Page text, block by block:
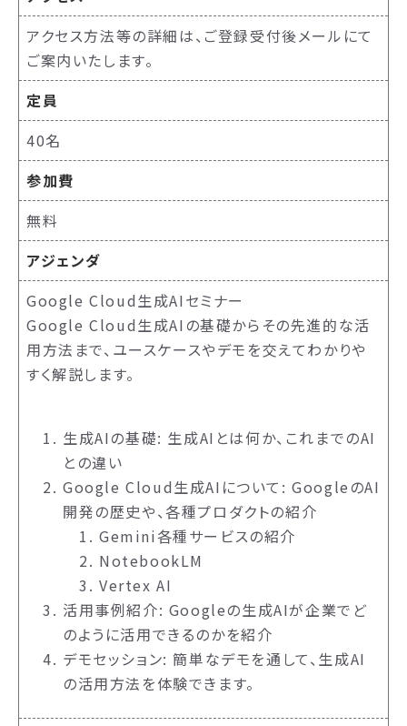
アクセス方法等の詳細は、ご登録受付後メールにて
ご案内いたします。
定員
40名
参加費
無料
アジェンダ
Google Cloud生成AIセミナー
Google Cloud生成AIの基礎からその先進的な活
用方法まで、ユースケースやデモを交えてわかりや
すく解説します。
生成AIの基礎: 生成AIとは何か、これまでのAI
との違い
Google Cloud生成AIについて: GoogleのAI
開発の歴史や、各種プロダクトの紹介
Gemini各種サービスの紹介
NotebookLM
Vertex AI
活用事例紹介: Googleの生成AIが企業でど
のように活用できるのかを紹介
デモセッション: 簡単なデモを通して、生成AI
の活用方法を体験できます。